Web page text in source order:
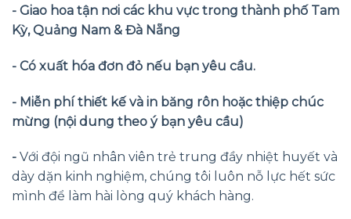
- Giao hoa tận nơi các khu vực trong thành phố Tam
Kỳ, Quảng Nam & Đà Nẵng
- Có xuất hóa đơn đỏ nếu bạn yêu cầu.
- Miễn phí thiết kế và in băng rôn hoặc thiệp chúc
mừng (nội dung theo ý bạn yêu cầu)
- Với đội ngũ nhân viên trẻ trung đầy nhiệt huyết và
dày dặn kinh nghiệm, chúng tôi luôn nỗ lực hết sức
mình để làm hài lòng quý khách hàng.